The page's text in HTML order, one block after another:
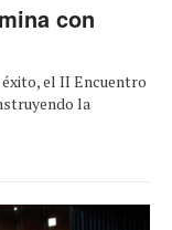
con
el II Encuentro
la